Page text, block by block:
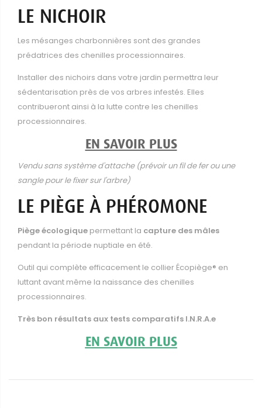
LE NICHOIR
Les mésanges charbonnières sont des grandes
prédatrices des chenilles processionnaires.
Installer des nichoirs dans votre jardin permettra leur
sédentarisation près de vos arbres infestés. Elles
contribueront ainsi à la lutte contre les chenilles
processionnaires.
EN SAVOIR PLUS
Vendu sans système d'attache (prévoir un fil de fer ou une
sangle pour le fixer sur l'arbre)
LE PIÈGE À PHÉROMONE
Piège écologique permettant la capture des mâles
pendant la période nuptiale en été.
Outil qui complète efficacement le collier Écopiège® en
luttant avant même la naissance des chenilles
processionnaires.
Très bon résultats aux tests comparatifs I.N.R.A.e
EN SAVOIR PLUS